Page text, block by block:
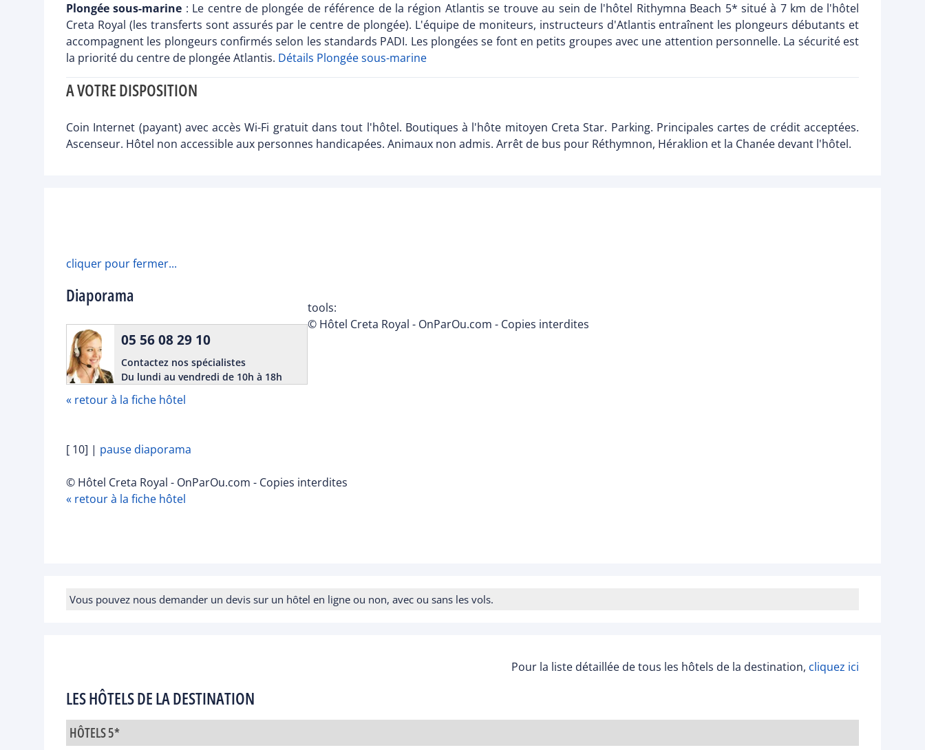
Plongée sous-marine : Le centre de plongée de référence de la région Atlantis se trouve au sein de l'hôtel Rithymna Beach 5* situé à 7 km de l'hôtel
Creta Royal (les transferts sont assurés par le centre de plongée). L'équipe de moniteurs, instructeurs d'Atlantis entraînent les plongeurs débutants et
accompagnent les plongeurs confirmés selon les standards PADI. Les plongées se font en petits groupes avec une attention personnelle. La sécurité est
la priorité du centre de plongée Atlantis. Détails Plongée sous-marine
A VOTRE DISPOSITION
Coin Internet (payant) avec accès Wi-Fi gratuit dans tout l'hôtel. Boutiques à l'hôte mitoyen Creta Star. Parking. Principales cartes de crédit acceptées.
Ascenseur. Hôtel non accessible aux personnes handicapées. Animaux non admis. Arrêt de bus pour Réthymnon, Héraklion et la Chanée devant l'hôtel.
cliquer pour fermer...
Diaporama
05 56 08 29 10
Contactez nos spécialistes
Du lundi au vendredi de 10h à 18h
tools:
© Hôtel Creta Royal - OnParOu.com - Copies interdites
« retour à la fiche hôtel
[ 10] | pause diaporama
© Hôtel Creta Royal - OnParOu.com - Copies interdites
« retour à la fiche hôtel
Vous pouvez nous demander un devis sur un hôtel en ligne ou non, avec ou sans les vols.
Pour la liste détaillée de tous les hôtels de la destination, cliquez ici
LES HÔTELS DE LA DESTINATION
HÔTELS 5*